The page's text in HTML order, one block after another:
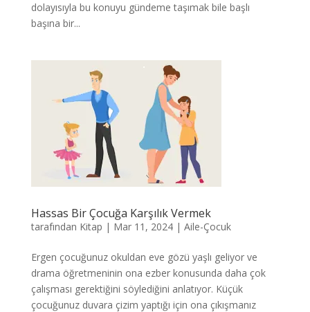
dolayısıyla bu konuyu gündeme taşımak bile başlı
başına bir...
Hassas Bir Çocuğa Karşılık Vermek
tarafından Kitap | Mar 11, 2024| Aile-Çocuk
Ergen çocuğunuz okuldan eve gözü yaşlı geliyor ve
drama öğretmeninin ona ezber konusunda daha çok
çalışması gerektiğini söylediğini anlatıyor. Küçük
çocuğunuz duvara çizim yaptığı için ona çıkışmanız